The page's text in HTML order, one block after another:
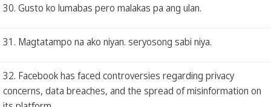
30. Gusto ko lumabas pero malakas pa ang ulan.
31. Magtatampo na ako niyan. seryosong sabi niya.
32. Facebook has faced controversies regarding privacy
concerns, data breaches, and the spread of misinformation on